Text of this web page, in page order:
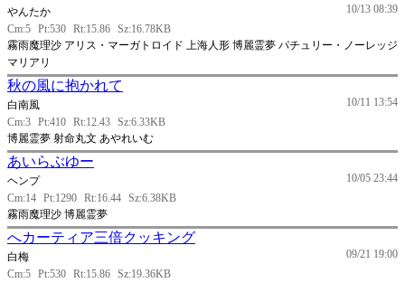
10/13 08:39
やんたか
Cm:5 Pt:530 Rt:15.86 Sz:16.78KB
霧雨魔理沙 アリス・マーガトロイド 上海人形 博麗霊夢 パチュリー・ノーレッジ
マリアリ
秋の風に抱かれて
10/11 13:54
白南風
Cm:3 Pt:410 Rt:12.43 Sz:6.33KB
博麗霊夢 射命丸文 あやれいむ
あいらぶゆー
10/05 23:44
ヘンプ
Cm:14 Pt:1290 Rt:16.44 Sz:6.38KB
霧雨魔理沙 博麗霊夢
へカーティア三倍クッキング
09/21 19:00
白梅
Cm:5 Pt:530 Rt:15.86 Sz:19.36KB